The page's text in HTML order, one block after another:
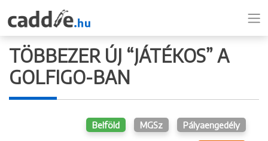
TÖBBEZER ÚJ “JÁTÉKOS” A
GOLFIGO-BAN
Pályaengedély
MGSz
Belföld